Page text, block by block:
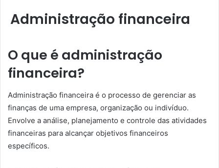
Administração financeira
O que é administração
financeira?
Administração financeira é o processo de gerenciar as
finanças de uma empresa, organização ou indivíduo.
Envolve a análise, planejamento e controle das atividades
financeiras para alcançar objetivos financeiros
específicos.